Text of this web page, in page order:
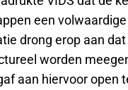
een
drong erop aan
worden
aan hiervoor open